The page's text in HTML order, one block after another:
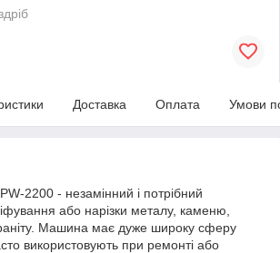
Доставка Оплата Умови
2200 - незамінний і потрібний
або нарізки металу, каменю,
Машина має дуже широку сферу
використовують при ремонті або